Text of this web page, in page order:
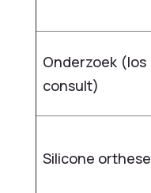
Onderzoek (los
consult)
Silicone orthese